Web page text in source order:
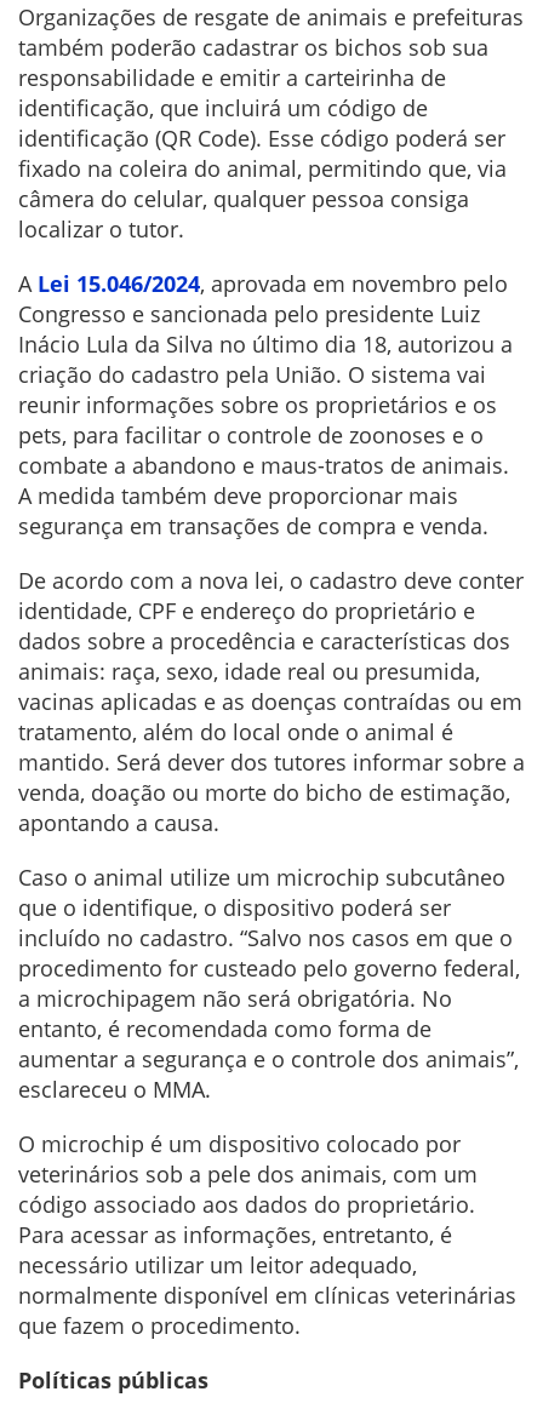
Organizações de resgate de animais e prefeituras
também poderão cadastrar os bichos sob sua
responsabilidade e emitir a carteirinha de
identificação, que incluirá um código de
identificação (QR Code). Esse código poderá ser
fixado na coleira do animal, permitindo que, via
câmera do celular, qualquer pessoa consiga
localizar o tutor.
A Lei 15.046/2024, aprovada em novembro pelo
Congresso e sancionada pelo presidente Luiz
Inácio Lula da Silva no último dia 18, autorizou a
criação do cadastro pela União. O sistema vai
reunir informações sobre os proprietários e os
pets, para facilitar o controle de zoonoses e o
combate a abandono e maus-tratos de animais.
A medida também deve proporcionar mais
segurança em transações de compra e venda.
De acordo com a nova lei, o cadastro deve conter
identidade, CPF e endereço do proprietário e
dados sobre a procedência e características dos
animais: raça, sexo, idade real ou presumida,
vacinas aplicadas e as doenças contraídas ou em
tratamento, além do local onde o animal é
mantido. Será dever dos tutores informar sobre a
venda, doação ou morte do bicho de estimação,
apontando a causa.
Caso o animal utilize um microchip subcutâneo
que o identifique, o dispositivo poderá ser
incluído no cadastro. “Salvo nos casos em que o
procedimento for custeado pelo governo federal,
a microchipagem não será obrigatória. No
entanto, é recomendada como forma de
aumentar a segurança e o controle dos animais”,
esclareceu o MMA.
O microchip é um dispositivo colocado por
veterinários sob a pele dos animais, com um
código associado aos dados do proprietário.
Para acessar as informações, entretanto, é
necessário utilizar um leitor adequado,
normalmente disponível em clínicas veterinárias
que fazem o procedimento.
Políticas públicas